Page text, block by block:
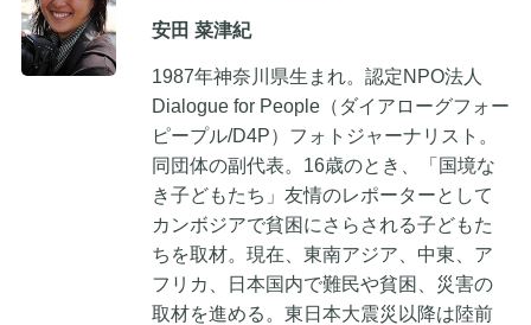
安田 菜津紀
1987年神奈川県生まれ。認定NPO法人
Dialogue for People（ダイアローグフォー
ピープル/D4P）フォトジャーナリスト。
同団体の副代表。16歳のとき、「国境な
き子どもたち」友情のレポーターとして
カンボジアで貧困にさらされる子どもた
ちを取材。現在、東南アジア、中東、ア
フリカ、日本国内で難民や貧困、災害の
取材を進める。東日本大震災以降は陸前